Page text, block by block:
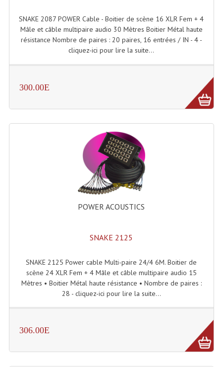
Membrannes De Haut Parleurs
Pieces Détachées Sav
Enceintes Encastrables Ligne 100V 4-8 Ohm
Enceintes Murales (Ligne 100V 16 - 8 Ohm)
Hp À Chambre De Compression
Lecteurs Mp3 Et CDs Sources
Projecteurs De Son
Système D'interprétation Simultanée
SNAKE 2087 POWER Cable - Boitier de scène 16 XLR Fem + 4
Mâle et câble multipaire audio 30 Mètres Boitier Métal haute
résistance Nombre de paires : 20 paires, 16 entrées / IN - 4 -
cliquez-ici pour lire la suite...
300.00E
POWER ACOUSTICS
SNAKE 2125
SNAKE 2125 Power cable Multi-paire 24/4 6M. Boitier de
scène 24 XLR Fem + 4 Mâle et câble multipaire audio 15
Mètres • Boitier Métal haute résistance • Nombre de paires :
28 - cliquez-ici pour lire la suite...
306.00E